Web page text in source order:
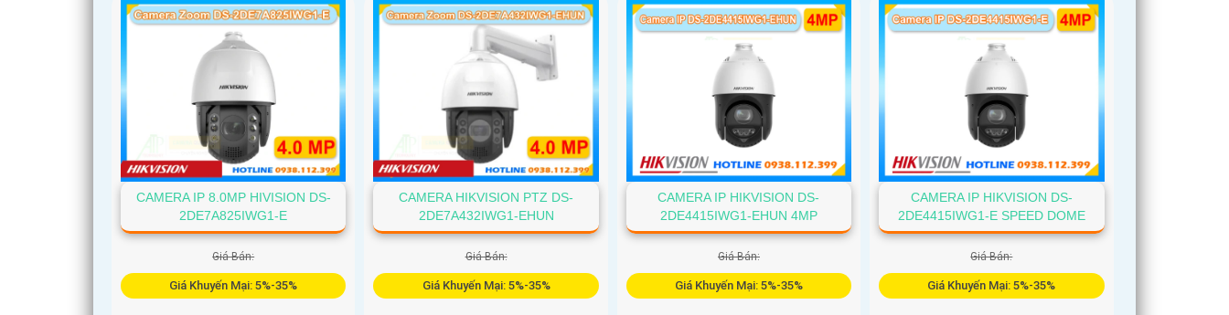
CAMERA IP 8.0MP HIVISION DS-
2DE7A825IWG1-E
Giá Bán:
Giá Khuyến Mại: 5%-35%
CAMERA HIKVISION PTZ DS-
2DE7A432IWG1-EHUN
Giá Bán:
Giá Khuyến Mại: 5%-35%
CAMERA IP HIKVISION DS-
2DE4415IWG1-EHUN 4MP
Giá Bán:
Giá Khuyến Mại: 5%-35%
CAMERA IP HIKVISION DS-
2DE4415IWG1-E SPEED DOME
Giá Bán:
Giá Khuyến Mại: 5%-35%